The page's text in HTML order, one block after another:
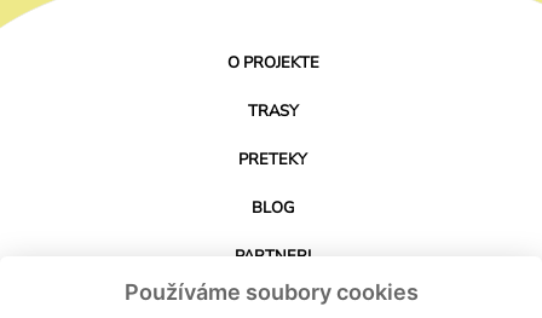
Používáme soubory cookies
O PROJEKTE
TRASY
PRETEKY
BLOG
PARTNERI
KONTAKT